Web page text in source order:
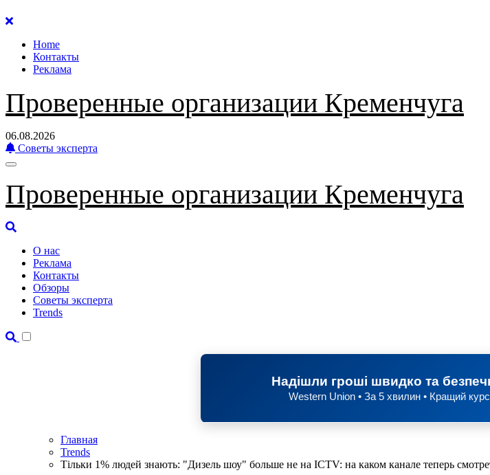
Перейти
содержанию
Home
Контакты
Реклама
Проверенные организации Кременчуга
06.08.2026
Советы эксперта
Проверенные организации Кременчуга
О нас
Реклама
Контакты
Обзоры
Советы эксперта
Trends
Надішли гроші швидко та
Western Union • За 5 хвилин • Кращий курс
Главная
Trends
Тільки 1% людей знають: "Дизель шоу" больше не на ICTV: на каком канале теперь